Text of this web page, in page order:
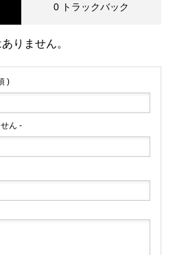
0 トラックバック
りません。
)
ん -